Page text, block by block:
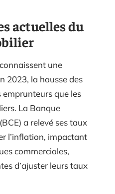
actuelles du
une
2023, la hausse des
que les
La Banque
a relevé ses taux
l’inflation, impactant
commerciales,
d’ajuster leurs taux